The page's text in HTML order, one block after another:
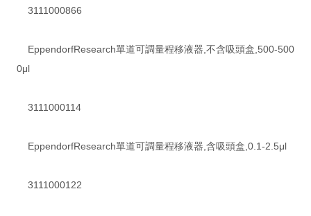
3111000866
EppendorfResearch單道可調量程移液器,不含吸頭盒,500-500
0μl
3111000114
EppendorfResearch單道可調量程移液器,含吸頭盒,0.1-2.5μl
3111000122